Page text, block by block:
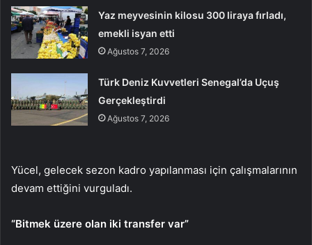
Yaz meyvesinin kilosu 300 liraya fırladı,
emekli isyan etti
Ağustos 7, 2026
Türk Deniz Kuvvetleri Senegal’da Uçuş
Gerçekleştirdi
Ağustos 7, 2026
Yücel, gelecek sezon kadro yapılanması için çalışmalarının
devam ettiğini vurguladı.
“Bitmek üzere olan iki transfer var”